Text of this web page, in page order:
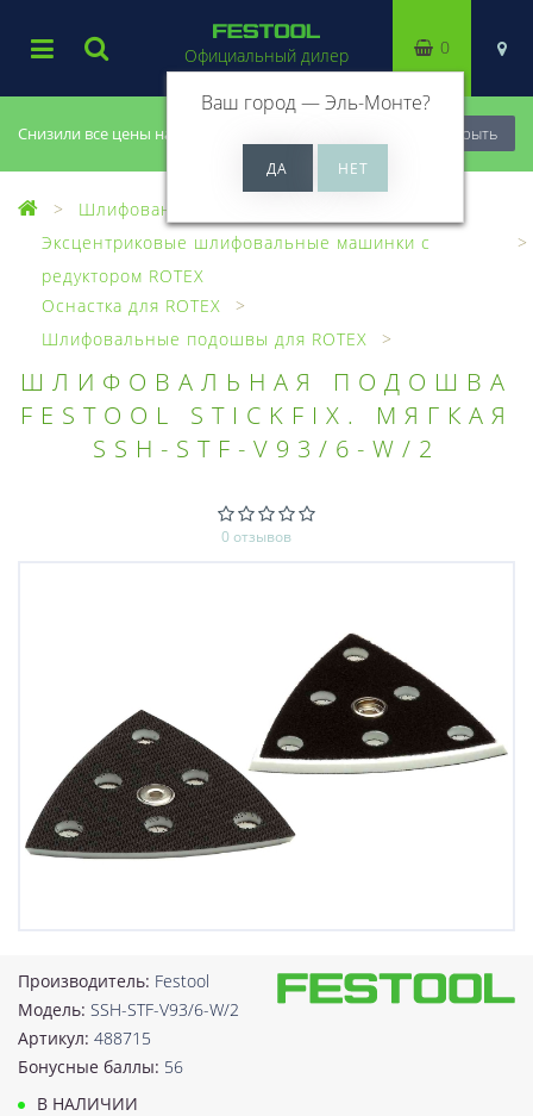
Снизили все цены на 20%, успей купить! Закрыть
Официальный дилер
Ваш город —Эль-Монте?
0
Шлифование
Эксцентриковые шлифовальные машинки с
редуктором ROTEX
Оснастка для ROTEX
Шлифовальные подошвы для ROTEX
ШЛИФОВАЛЬНАЯ ПОДОШВА
FESTOOL STICKFIX. МЯГКАЯ
SSH-STF-V93/6-W/2
0 отзывов
Производитель: Festool
Модель: SSH-STF-V93/6-W/2
Артикул: 488715
Бонусные баллы: 56
В НАЛИЧИИ